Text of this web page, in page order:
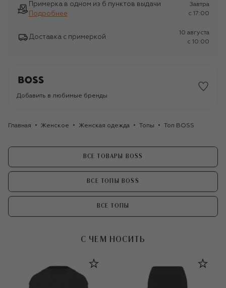
Примерка в одном из 6 пунктов выдачи
Подробнее
Завтра
c 17:00
Доставка с примеркой
10 августа
c 10:00
Добавить в любимые бренды
Главная Женское Женская одежда Топы Топ BOSS
ВСЕ ТОВАРЫ BOSS
ВСЕ ТОПЫ BOSS
ВСЕ ТОПЫ
С ЧЕМ НОСИТЬ